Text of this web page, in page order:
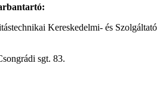
Kereskedelmi- és Szolgáltató
sgt. 83.